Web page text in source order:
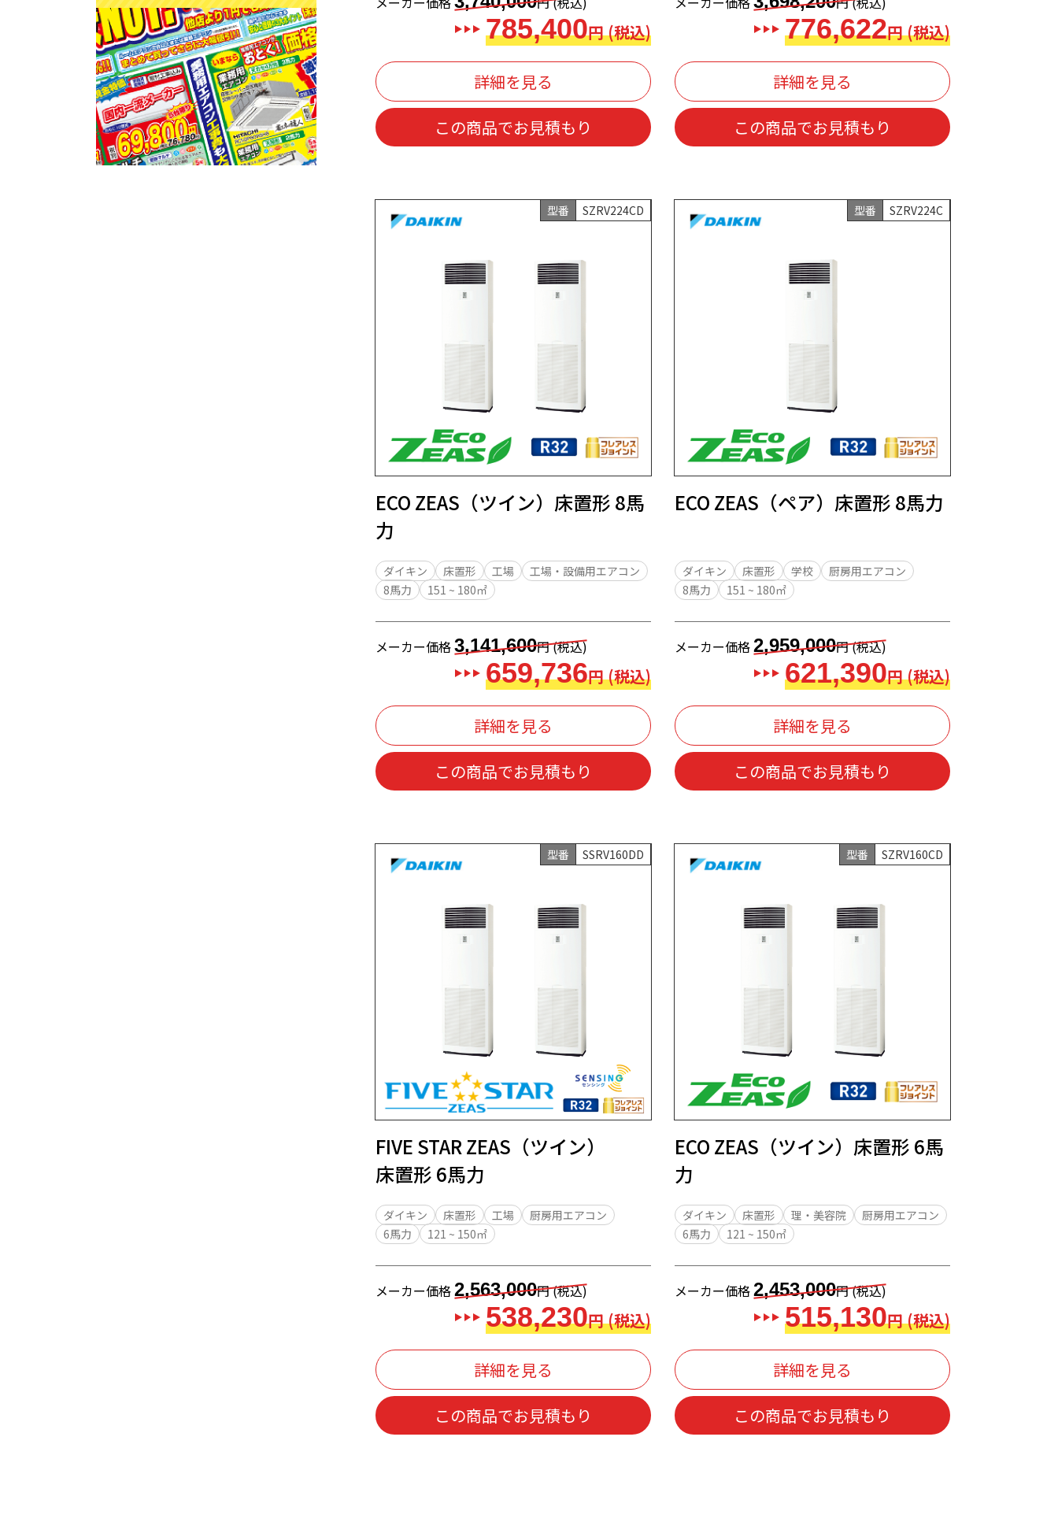
785,400円 (税込)
詳細を見る
この商品でお見積もり
776,622円 (税込)
詳細を見る
この商品でお見積もり
型番 SZRV224CD
ECO ZEAS（ツイン）床置形 8馬
力
ダイキン 床置形 工場
工場・設備用エアコン
8馬力
151 ~ 180㎡
メーカー価格3,141,600円 (税込)
659,736円 (税込)
詳細を見る
この商品でお見積もり
型番 SZRV224C
ECO ZEAS（ペア）床置形 8馬力
ダイキン 床置形 学校
厨房用エアコン
8馬力
151 ~ 180㎡
メーカー価格2,959,000円 (税込)
621,390円 (税込)
詳細を見る
この商品でお見積もり
型番 SSRV160DD
FIVE STAR ZEAS（ツイン）
床置形 6馬力
ダイキン 床置形 工場
厨房用エアコン
6馬力
121 ~ 150㎡
メーカー価格2,563,000円 (税込)
538,230円 (税込)
詳細を見る
この商品でお見積もり
型番 SZRV160CD
ECO ZEAS（ツイン）床置形 6馬
力
ダイキン 床置形 理・美容院
厨房用エアコン
6馬力
121 ~ 150㎡
メーカー価格2,453,000円 (税込)
515,130円 (税込)
詳細を見る
この商品でお見積もり